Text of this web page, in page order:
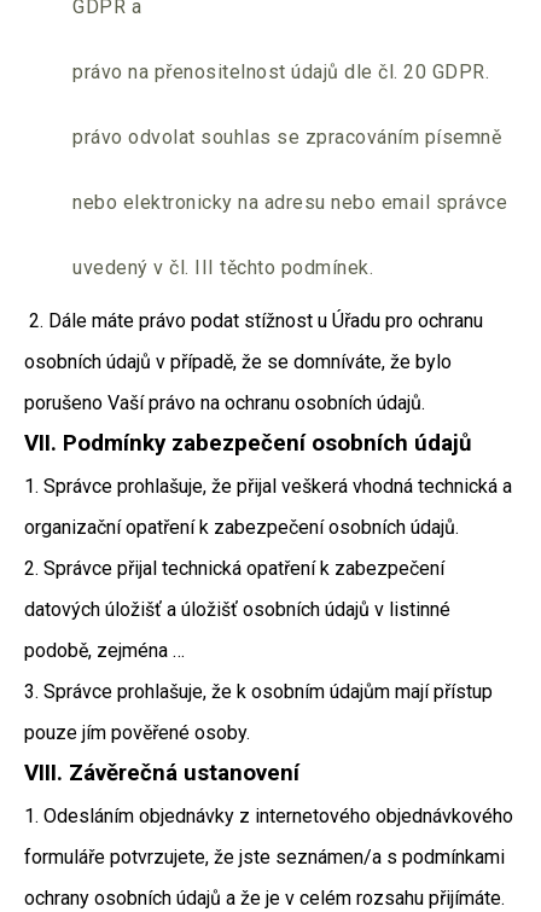
GDPR a
právo na přenositelnost údajů dle čl. 20 GDPR.
právo odvolat souhlas se zpracováním písemně
nebo elektronicky na adresu nebo email správce
uvedený v čl. III těchto podmínek.
2. Dále máte právo podat stížnost u Úřadu pro ochranu
osobních údajů v případě, že se domníváte, že bylo
porušeno Vaší právo na ochranu osobních údajů.
VII. Podmínky zabezpečení osobních údajů
1. Správce prohlašuje, že přijal veškerá vhodná technická a
organizační opatření k zabezpečení osobních údajů.
2. Správce přijal technická opatření k zabezpečení
datových úložišť a úložišť osobních údajů v listinné
podobě, zejména …
3. Správce prohlašuje, že k osobním údajům mají přístup
pouze jím pověřené osoby.
VIII. Závěrečná ustanovení
1. Odesláním objednávky z internetového objednávkového
formuláře potvrzujete, že jste seznámen/a s podmínkami
ochrany osobních údajů a že je v celém rozsahu přijímáte.